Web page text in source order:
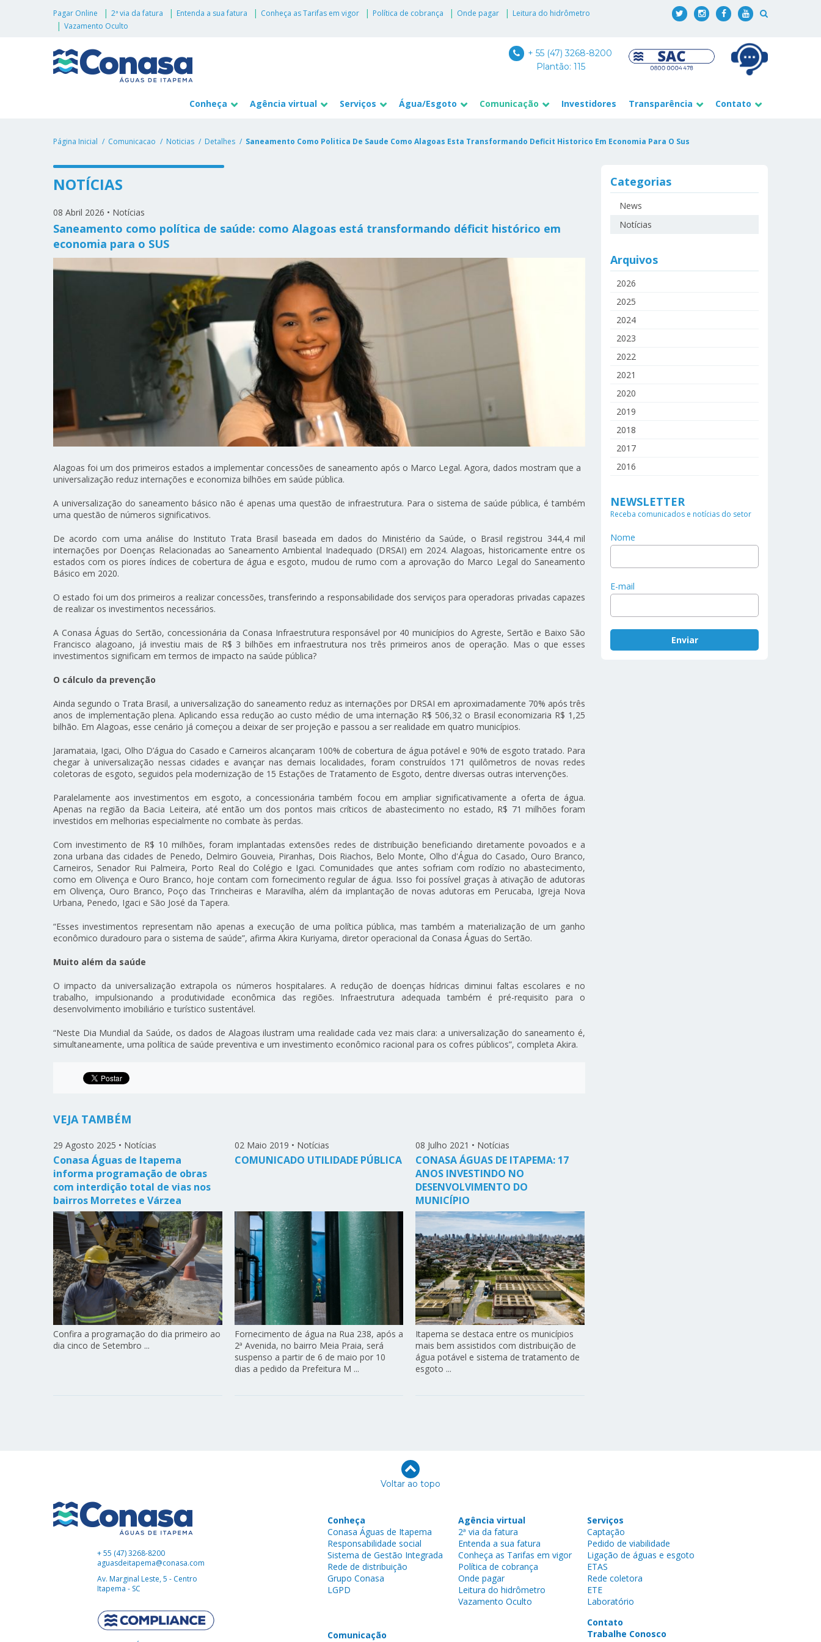
Pagar Online 2ª via da fatura Entenda a sua fatura Conheça as Tarifas em vigor Política de cobrança Onde pagar
Leitura do hidrômetro
Vazamento Oculto
+ 55 (47) 3268-8200
Plantão: 115
Conheça Agência virtual Serviços Água/Esgoto Comunicação Investidores Transparência Contato
Página Inicial Comunicacao Noticias Detalhes Saneamento Como Politica De Saude Como Alagoas Esta Transformando Deficit Historico Em Economia Para O Sus
NOTÍCIAS
08 Abril 2026 • Notícias
Saneamento como política de saúde: como Alagoas está transformando déficit histórico em
economia para o SUS
Alagoas foi um dos primeiros estados a implementar concessões de saneamento após o Marco Legal. Agora, dados mostram que a
universalização reduz internações e economiza bilhões em saúde pública.
A universalização do saneamento básico não é apenas uma questão de infraestrutura. Para o sistema de saúde pública, é também
uma questão de números significativos.
De acordo com uma análise do Instituto Trata Brasil baseada em dados do Ministério da Saúde, o Brasil registrou 344,4 mil
internações por Doenças Relacionadas ao Saneamento Ambiental Inadequado (DRSAI) em 2024. Alagoas, historicamente entre os
estados com os piores índices de cobertura de água e esgoto, mudou de rumo com a aprovação do Marco Legal do Saneamento
Básico em 2020.
O estado foi um dos primeiros a realizar concessões, transferindo a responsabilidade dos serviços para operadoras privadas capazes
de realizar os investimentos necessários.
A Conasa Águas do Sertão, concessionária da Conasa Infraestrutura responsável por 40 municípios do Agreste, Sertão e Baixo São
Francisco alagoano, já investiu mais de R$ 3 bilhões em infraestrutura nos três primeiros anos de operação. Mas o que esses
investimentos significam em termos de impacto na saúde pública?
O cálculo da prevenção
Ainda segundo o Trata Brasil, a universalização do saneamento reduz as internações por DRSAI em aproximadamente 70% após três
anos de implementação plena. Aplicando essa redução ao custo médio de uma internação R$ 506,32 o Brasil economizaria R$ 1,25
bilhão. Em Alagoas, esse cenário já começou a deixar de ser projeção e passou a ser realidade em quatro municípios.
Jaramataia, Igaci, Olho D’água do Casado e Carneiros alcançaram 100% de cobertura de água potável e 90% de esgoto tratado. Para
chegar à universalização nessas cidades e avançar nas demais localidades, foram construídos 171 quilômetros de novas redes
coletoras de esgoto, seguidos pela modernização de 15 Estações de Tratamento de Esgoto, dentre diversas outras intervenções.
Paralelamente aos investimentos em esgoto, a concessionária também focou em ampliar significativamente a oferta de água.
Apenas na região da Bacia Leiteira, até então um dos pontos mais críticos de abastecimento no estado, R$ 71 milhões foram
investidos em melhorias especialmente no combate às perdas.
Com investimento de R$ 10 milhões, foram implantadas extensões redes de distribuição beneficiando diretamente povoados e a
zona urbana das cidades de Penedo, Delmiro Gouveia, Piranhas, Dois Riachos, Belo Monte, Olho d'Água do Casado, Ouro Branco,
Carneiros, Senador Rui Palmeira, Porto Real do Colégio e Igaci. Comunidades que antes sofriam com rodízio no abastecimento,
como em Olivença e Ouro Branco, hoje contam com fornecimento regular de água. Isso foi possível graças à ativação de adutoras
em Olivença, Ouro Branco, Poço das Trincheiras e Maravilha, além da implantação de novas adutoras em Perucaba, Igreja Nova
Urbana, Penedo, Igaci e São José da Tapera.
“Esses investimentos representam não apenas a execução de uma política pública, mas também a materialização de um ganho
econômico duradouro para o sistema de saúde”, afirma Akira Kuriyama, diretor operacional da Conasa Águas do Sertão.
Muito além da saúde
O impacto da universalização extrapola os números hospitalares. A redução de doenças hídricas diminui faltas escolares e no
trabalho, impulsionando a produtividade econômica das regiões. Infraestrutura adequada também é pré-requisito para o
desenvolvimento imobiliário e turístico sustentável.
“Neste Dia Mundial da Saúde, os dados de Alagoas ilustram uma realidade cada vez mais clara: a universalização do saneamento é,
simultaneamente, uma política de saúde preventiva e um investimento econômico racional para os cofres públicos”, completa Akira.
VEJA TAMBÉM
29 Agosto 2025 • Notícias
Conasa Águas de Itapema
informa programação de obras
com interdição total de vias nos
bairros Morretes e Várzea
Confira a programação do dia primeiro ao
dia cinco de Setembro ...
02 Maio 2019 • Notícias
COMUNICADO UTILIDADE PÚBLICA
Fornecimento de água na Rua 238, após a
2ª Avenida, no bairro Meia Praia, será
suspenso a partir de 6 de maio por 10
dias a pedido da Prefeitura M ...
08 Julho 2021 • Notícias
CONASA ÁGUAS DE ITAPEMA: 17
ANOS INVESTINDO NO
DESENVOLVIMENTO DO
MUNICÍPIO
Itapema se destaca entre os municípios
mais bem assistidos com distribuição de
água potável e sistema de tratamento de
esgoto ...
Categorias
News
Notícias
Arquivos
2026
2025
2024
2023
2022
2021
2020
2019
2018
2017
2016
NEWSLETTER
Receba comunicados e notícias do setor
Nome
E-mail
Voltar ao topo
+ 55 (47) 3268-8200
aguasdeitapema@conasa.com
Av. Marginal Leste, 5 - Centro
Itapema - SC
Conheça
Conasa Águas de Itapema
Responsabilidade social
Sistema de Gestão Integrada
Rede de distribuição
Grupo Conasa
LGPD
Agência virtual
2ª via da fatura
Entenda a sua fatura
Conheça as Tarifas em vigor
Política de cobrança
Onde pagar
Leitura do hidrômetro
Vazamento Oculto
Serviços
Captação
Pedido de viabilidade
Ligação de águas e esgoto
ETAS
Rede coletora
ETE
Laboratório
Contato
Trabalhe Conosco
Comunicação